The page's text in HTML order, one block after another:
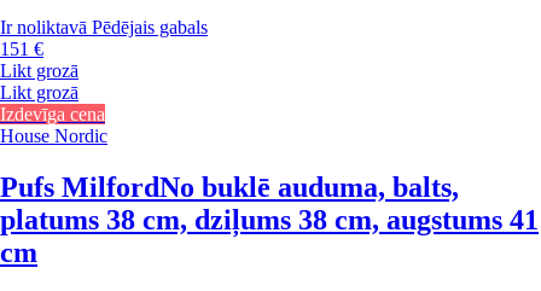
Ir noliktavā Pēdējais gabals
151 €
Likt grozā
Likt grozā
Izdevīga cena
House Nordic
Pufs MilfordNo buklē auduma, balts,
platums 38 cm, dziļums 38 cm, augstums 41
cm